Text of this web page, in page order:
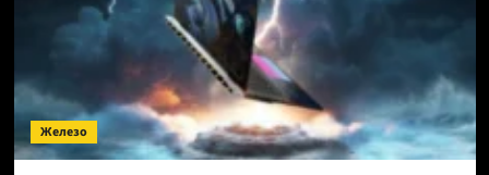
экологическим
который
чем
в
раз
Железо